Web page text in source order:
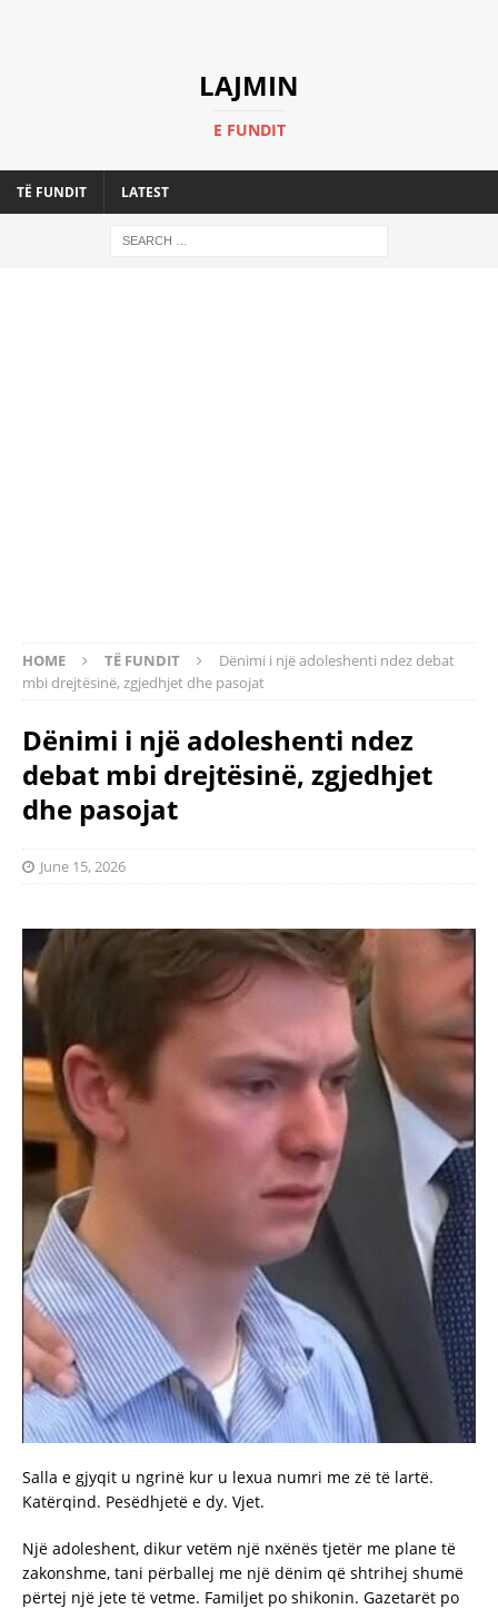
LAJMIN
E FUNDIT
TË FUNDIT LATEST
HOME TË FUNDIT
Dënimi i një adoleshenti ndez debat
mbi drejtësinë, zgjedhjet dhe pasojat
Dënimi i një adoleshenti ndez
debat mbi drejtësinë, zgjedhjet
dhe pasojat
June 15, 2026
Salla e gjyqit u ngrinë kur u lexua numri me zë të lartë.
Katërqind. Pesëdhjetë e dy. Vjet.
Një adoleshent, dikur vetëm një nxënës tjetër me plane të
zakonshme, tani përballej me një dënim që shtrihej shumë
përtej një jete të vetme. Familjet po shikonin. Gazetarët po